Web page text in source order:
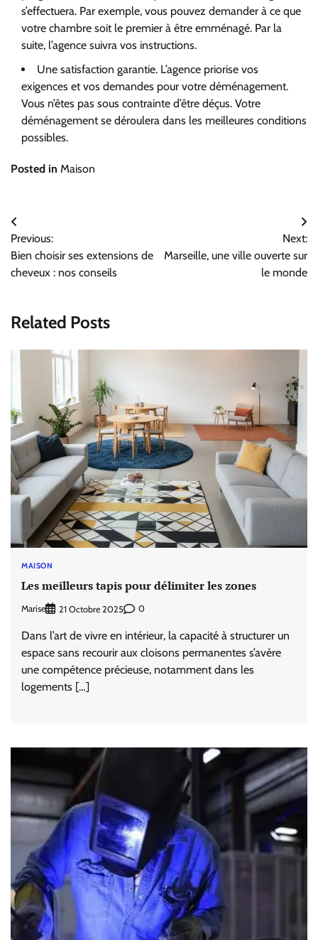
s’effectuera. Par exemple, vous pouvez demander à ce que
votre chambre soit le premier à être emménagé. Par la
suite, l’agence suivra vos instructions.
Une satisfaction garantie. L’agence priorise vos
exigences et vos demandes pour votre déménagement.
Vous n’êtes pas sous contrainte d’être déçus. Votre
déménagement se déroulera dans les meilleures conditions
possibles.
Posted in Maison
Navigation
de
l’article
Previous:
Bien choisir ses extensions de
cheveux : nos conseils
Next:
Marseille, une ville ouverte sur
le monde
Related Posts
MAISON
Les meilleurs tapis pour délimiter les zones
Marise 21 Octobre 2025 0
Dans l’art de vivre en intérieur, la capacité à structurer un
espace sans recourir aux cloisons permanentes s’avère
une compétence précieuse, notamment dans les
logements […]